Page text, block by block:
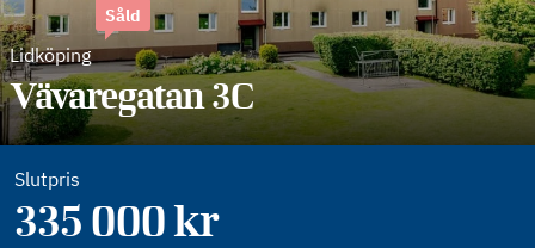
Lidköping
Såld
Vävaregatan 3C
Slutpris
335 000 kr